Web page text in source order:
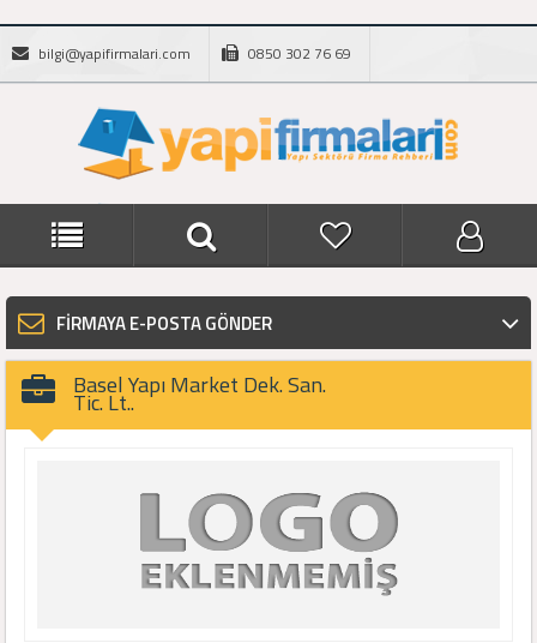
bilgi@yapifirmalari.com 0850 302 76 69
FİRMAYA E-POSTA GÖNDER
Basel Yapı Market Dek. San.
Tic. Lt..